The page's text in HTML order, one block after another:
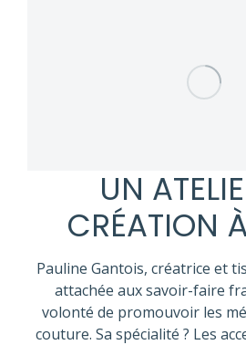
UN
CRÉATION
Pauline Gantois, créatrice et
attachée aux savoir-faire
volonté de promouvoir les
couture. Sa spécialité ? Les